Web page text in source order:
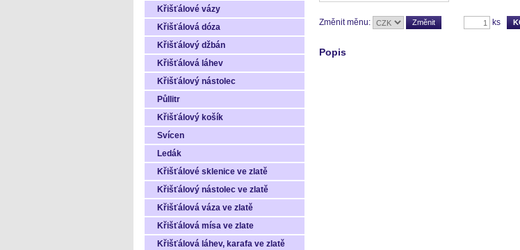
Křišťálové vázy
Křišťálová dóza
Křišťálový džbán
Křišťálová láhev
Křišťálový nástolec
Půllitr
Křišťálový košík
Svícen
Ledák
Křišťálové sklenice ve zlatě
Křišťálový nástolec ve zlatě
Křišťálová váza ve zlatě
Křišťálová mísa ve zlate
Křišťálová láhev, karafa ve zlatě
Změnit měnu: ks
Popis